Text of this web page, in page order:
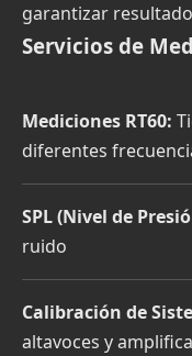
garantizar
Servicios de
Mediciones RT60:
diferentes
SPL (Nivel de
ruido
Calibración de
altavoces y